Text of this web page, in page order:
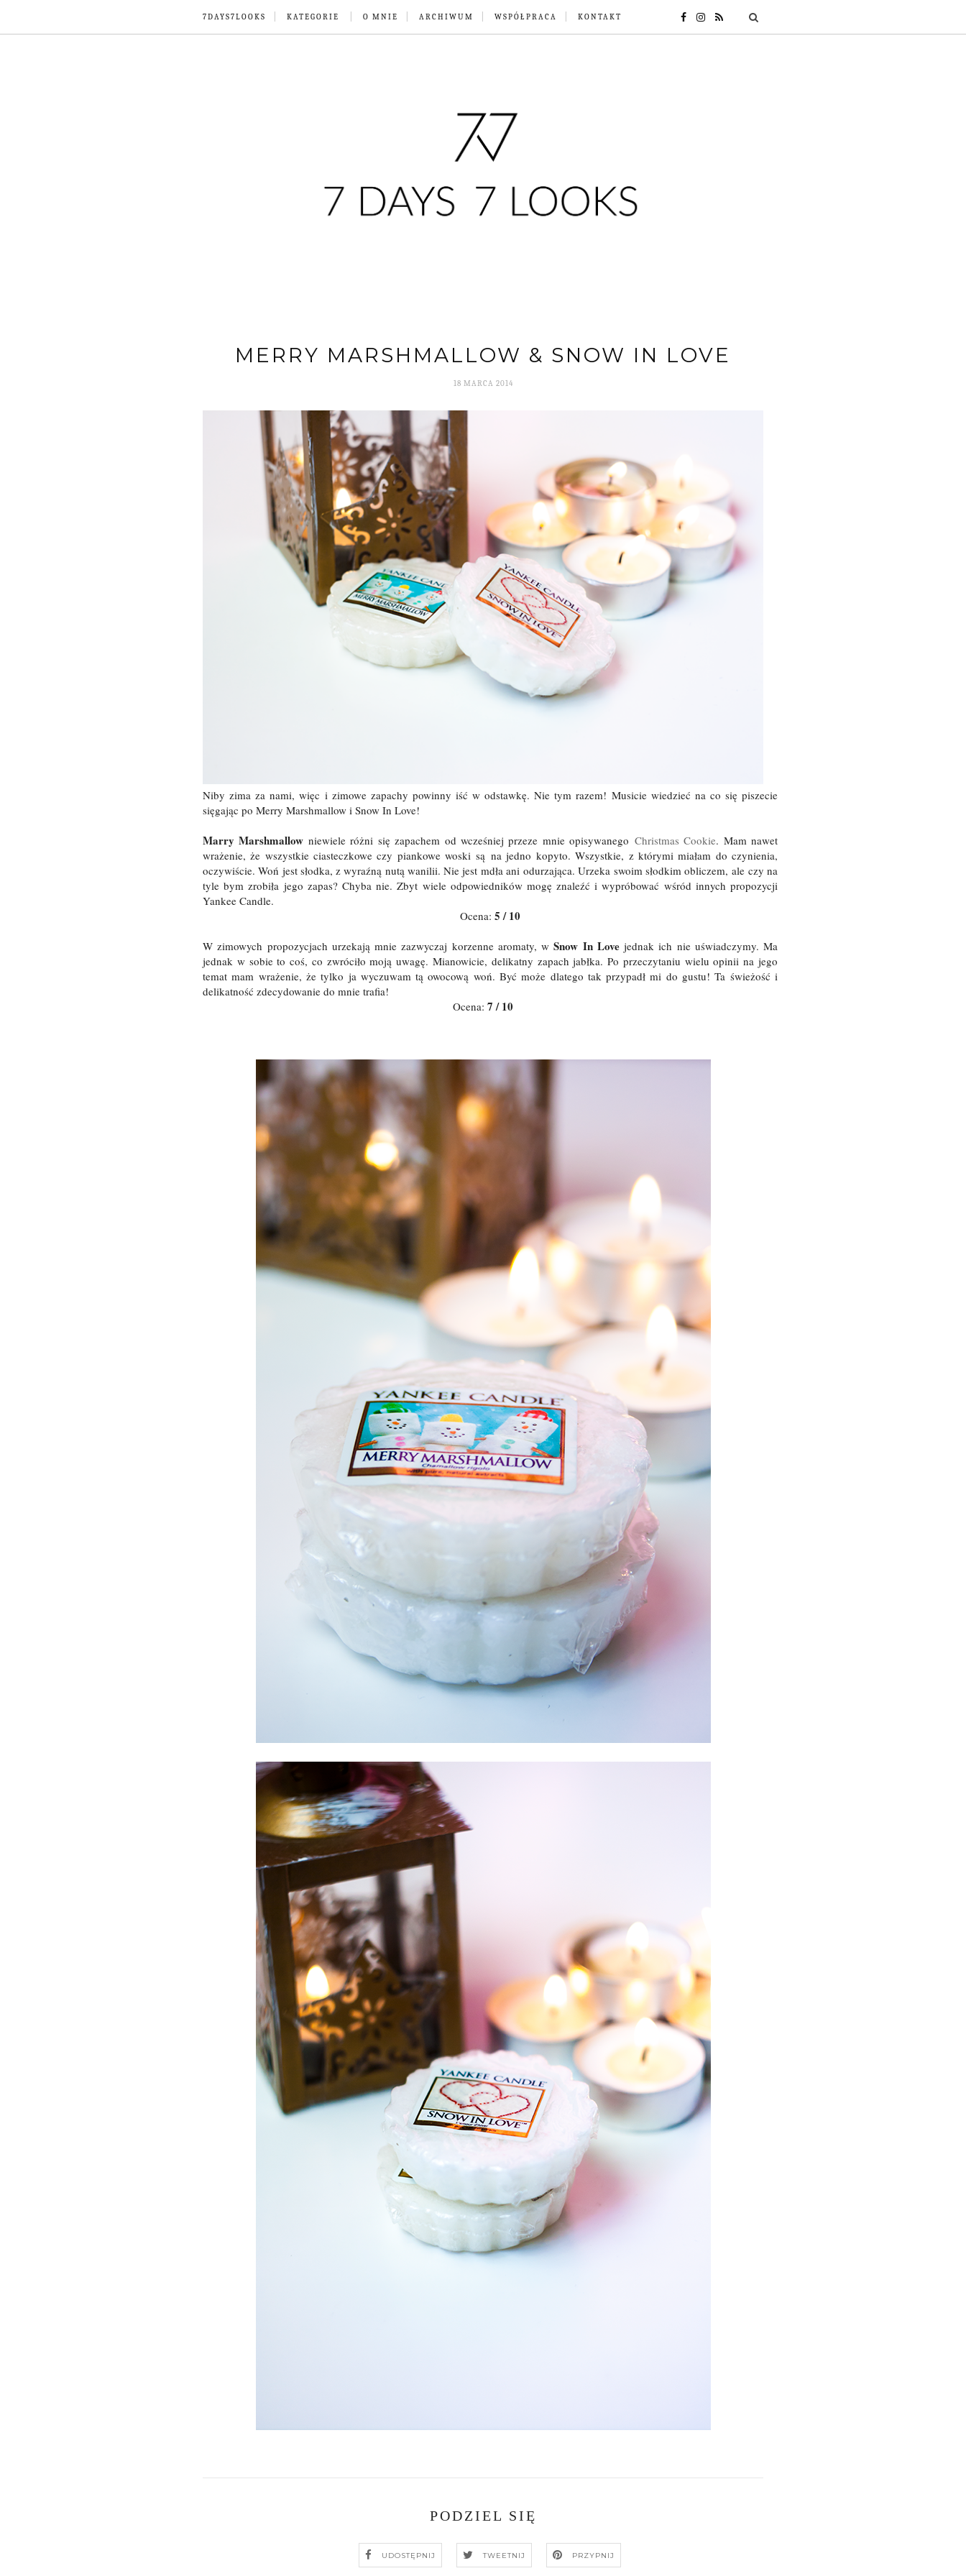
7DAYS7LOOKS KATEGORIE O MNIE ARCHIWUM WSPÓŁPRACA KONTAKT
MERRY MARSHMALLOW & SNOW IN LOVE
18 MARCA 2014
Niby zima za nami, więc i zimowe zapachy powinny iść w odstawkę. Nie tym razem! Musicie wiedzieć na co się piszecie
sięgając po Merry Marshmallow i Snow In Love!
Marry Marshmallow niewiele różni się zapachem od wcześniej przeze mnie opisywanego Christmas Cookie. Mam nawet
wrażenie, że wszystkie ciasteczkowe czy piankowe woski są na jedno kopyto. Wszystkie, z którymi miałam do czynienia,
oczywiście. Woń jest słodka, z wyraźną nutą wanilii. Nie jest mdła ani odurzająca. Urzeka swoim słodkim obliczem, ale czy na
tyle bym zrobiła jego zapas? Chyba nie. Zbyt wiele odpowiedników mogę znaleźć i wypróbować wśród innych propozycji
Yankee Candle.
Ocena: 5 / 10
W zimowych propozycjach urzekają mnie zazwyczaj korzenne aromaty, wSnow In Lovejednak ich nie uświadczymy. Ma
jednak w sobie to coś, co zwróciło moją uwagę. Mianowicie, delikatny zapach jabłka. Po przeczytaniu wielu opinii na jego
temat mam wrażenie, że tylko ja wyczuwam tą owocową woń. Być może dlatego tak przypadł mi do gustu! Ta świeżość i
delikatność zdecydowanie do mnie trafia!
Ocena: 7 / 10
PODZIEL SIĘ
UDOSTĘPNIJ TWEETNIJ PRZYPNIJ